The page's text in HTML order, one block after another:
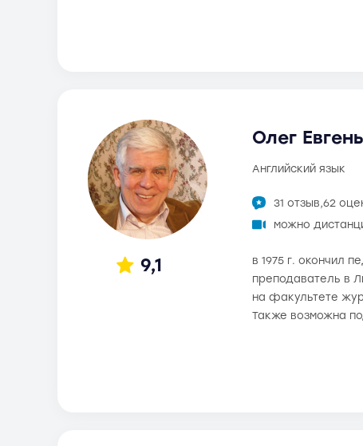
9,1
Олег
английский язык
31 отзыв,62
можно
в 1975 г. окончил
преподаватель в
на факультете
Также возможна